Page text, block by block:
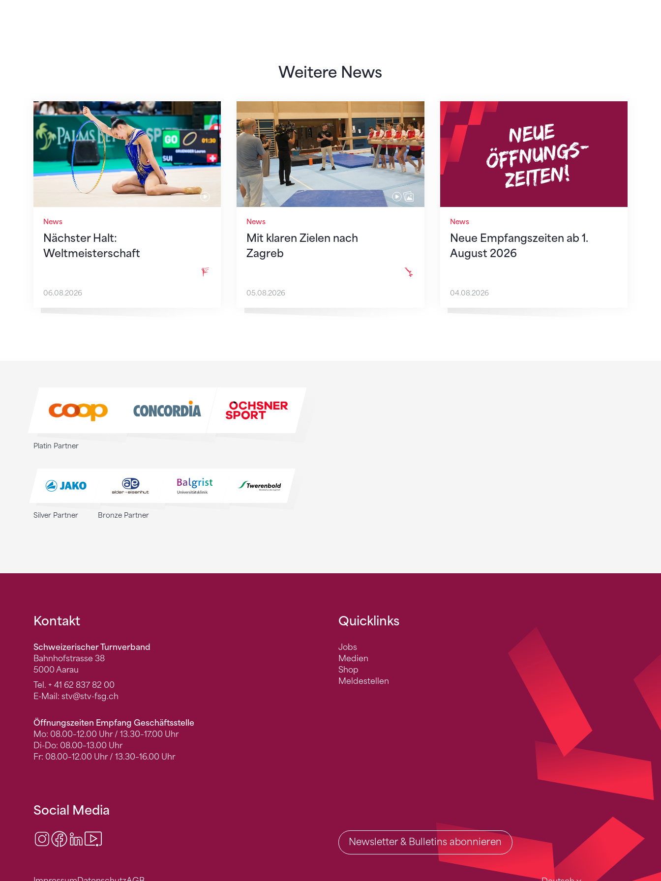
Weitere News
News
Nächster Halt:
Weltmeisterschaft
Nächster Halt: Weltmeisterschaft
06.08.2026
News
Mit klaren Zielen nach
Zagreb
Mit klaren Zielen nach Zagreb
05.08.2026
News
Neue Empfangszeiten ab 1.
August 2026
Neue Empfangszeiten ab 1. August 2026
04.08.2026
Platin Partner
Silver Partner Bronze Partner
Fusszeile
Kontakt
Schweizerischer Turnverband
Bahnhofstrasse 38
5000 Aarau
Tel. + 41 62 837 82 00
E-Mail: stv@stv-fsg.ch
Öffnungszeiten Empfang Geschäftsstelle
Mo: 08.00–12.00 Uhr / 13.30–17.00 Uhr
Di-Do: 08.00–13.00 Uhr
Fr: 08.00–12.00 Uhr / 13.30–16.00 Uhr
Quicklinks
Jobs
Medien
Shop
Meldestellen
Social Media
Instagram
Facebook
LinkedIn Newsletter & Bulletins abonnieren